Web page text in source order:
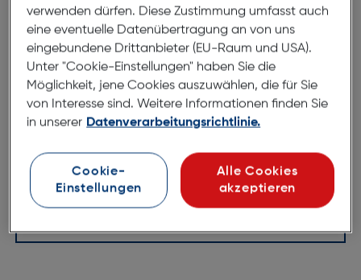
16mm
60mm
140mm
verwenden dürfen. Diese Zustimmung umfasst auch
eine eventuelle Datenübertragung an von uns
eingebundene Drittanbieter (EU-Raum und USA).
Unter "Cookie-Einstellungen" haben Sie die
Möglichkeit, jene Cookies auszuwählen, die für Sie
von Interesse sind. Weitere Informationen finden Sie
in unserer Datenverarbeitungsrichtlinie.
Cookie-
Einstellungen
Alle Cookies
akzeptieren